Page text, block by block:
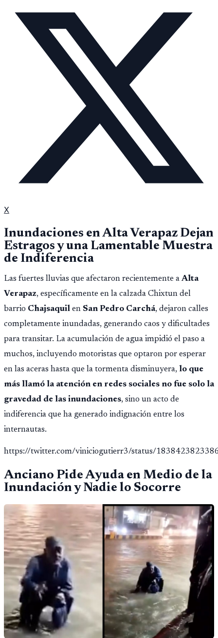
X
Inundaciones en Alta Verapaz Dejan
Estragos y una Lamentable Muestra
de Indiferencia
Las fuertes lluvias que afectaron recientemente aAlta
Verapaz, específicamente en la calzada Chixtun del
barrio Chajsaquil en San Pedro Carchá, dejaron calles
completamente inundadas, generando caos y dificultades
para transitar. La acumulación de agua impidió el paso a
muchos, incluyendo motoristas que optaron por esperar
en las aceras hasta que la tormenta disminuyera, lo que
más llamó la atención en redes sociales no fue solo la
gravedad de las inundaciones, sino un acto de
indiferencia que ha generado indignación entre los
internautas.
https://twitter.com/viniciogutierr3/status/
Anciano Pide Ayuda en Medio de la
Inundación y Nadie lo Socorre